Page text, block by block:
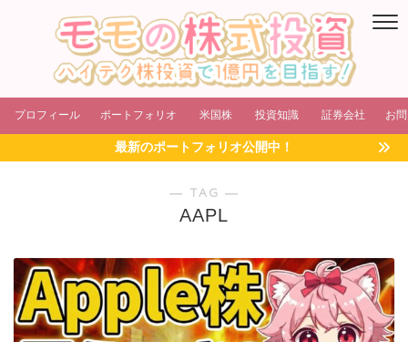
プロフィール ポートフォリオ 米国株 投資知識 証券会社 お
最新のポートフォリオ公開中！
― TAG ―
AAPL